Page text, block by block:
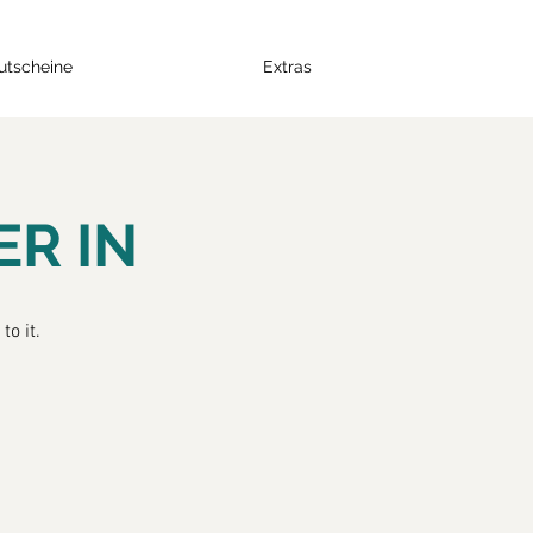
Extras
IN
to it.